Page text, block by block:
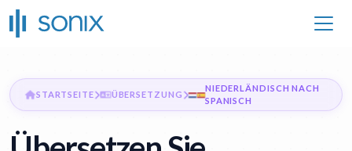
STARTSEITE ÜBERSETZUNG
NIEDERLÄNDISCH NACH
SPANISCH